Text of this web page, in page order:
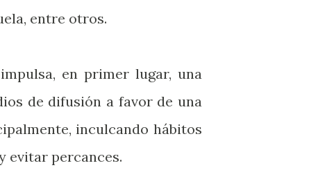
entre otros.
en primer lugar, una
de difusión a favor de una
inculcando hábitos
evitar percances.